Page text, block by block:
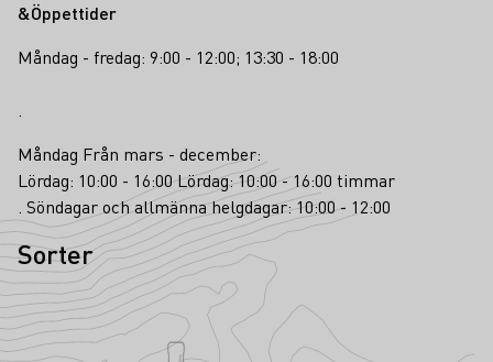
&Öppettider
Måndag - fredag: 9:00 - 12:00; 13:30 - 18:00
Måndag Från mars - december:
Lördag: 10:00 - 16:00 Lördag: 10:00 - 16:00 timmar
. Söndagar och allmänna helgdagar: 10:00 - 12:00
Sorter